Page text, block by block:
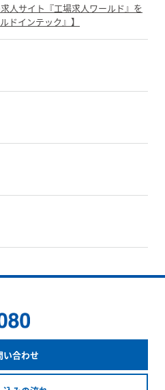
人サイト『工場求人ワールド』を
ドインテック』】
い合わせ